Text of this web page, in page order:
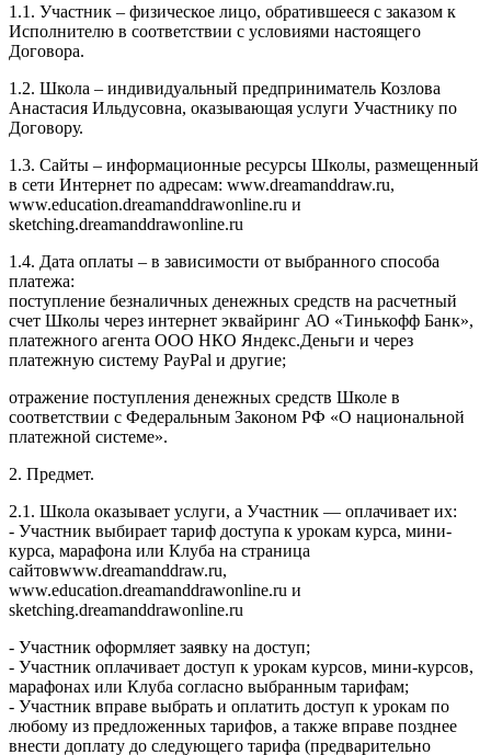
1.1. Участник – физическое лицо, обратившееся с заказом к
Исполнителю в соответствии с условиями настоящего
Договора.
1.2. Школа – индивидуальный предприниматель Козлова
Анастасия Ильдусовна, оказывающая услуги Участнику по
Договору.
1.3. Сайты – информационные ресурсы Школы, размещенный
в сети Интернет по адресам: www.dreamanddraw.ru,
www.education.dreamanddrawonline.ru и
sketching.dreamanddrawonline.ru
1.4. Дата оплаты – в зависимости от выбранного способа
платежа:
поступление безналичных денежных средств на расчетный
счет Школы через интернет эквайринг АО «Тинькофф Банк»,
платежного агента ООО НКО Яндекс.Деньги и через
платежную систему PayPal и другие;
отражение поступления денежных средств Школе в
соответствии с Федеральным Законом РФ «О национальной
платежной системе».
2. Предмет.
2.1. Школа оказывает услуги, а Участник — оплачивает их:
- Участник выбирает тариф доступа к урокам курса, мини-
курса, марафона или Клуба на страница
сайтовwww.dreamanddraw.ru,
www.education.dreamanddrawonline.ru и
sketching.dreamanddrawonline.ru
- Участник оформляет заявку на доступ;
- Участник оплачивает доступ к урокам курсов, мини-курсов,
марафонах или Клуба согласно выбранным тарифам;
- Участник вправе выбрать и оплатить доступ к урокам по
любому из предложенных тарифов, а также вправе позднее
внести доплату до следующего тарифа (предварительно